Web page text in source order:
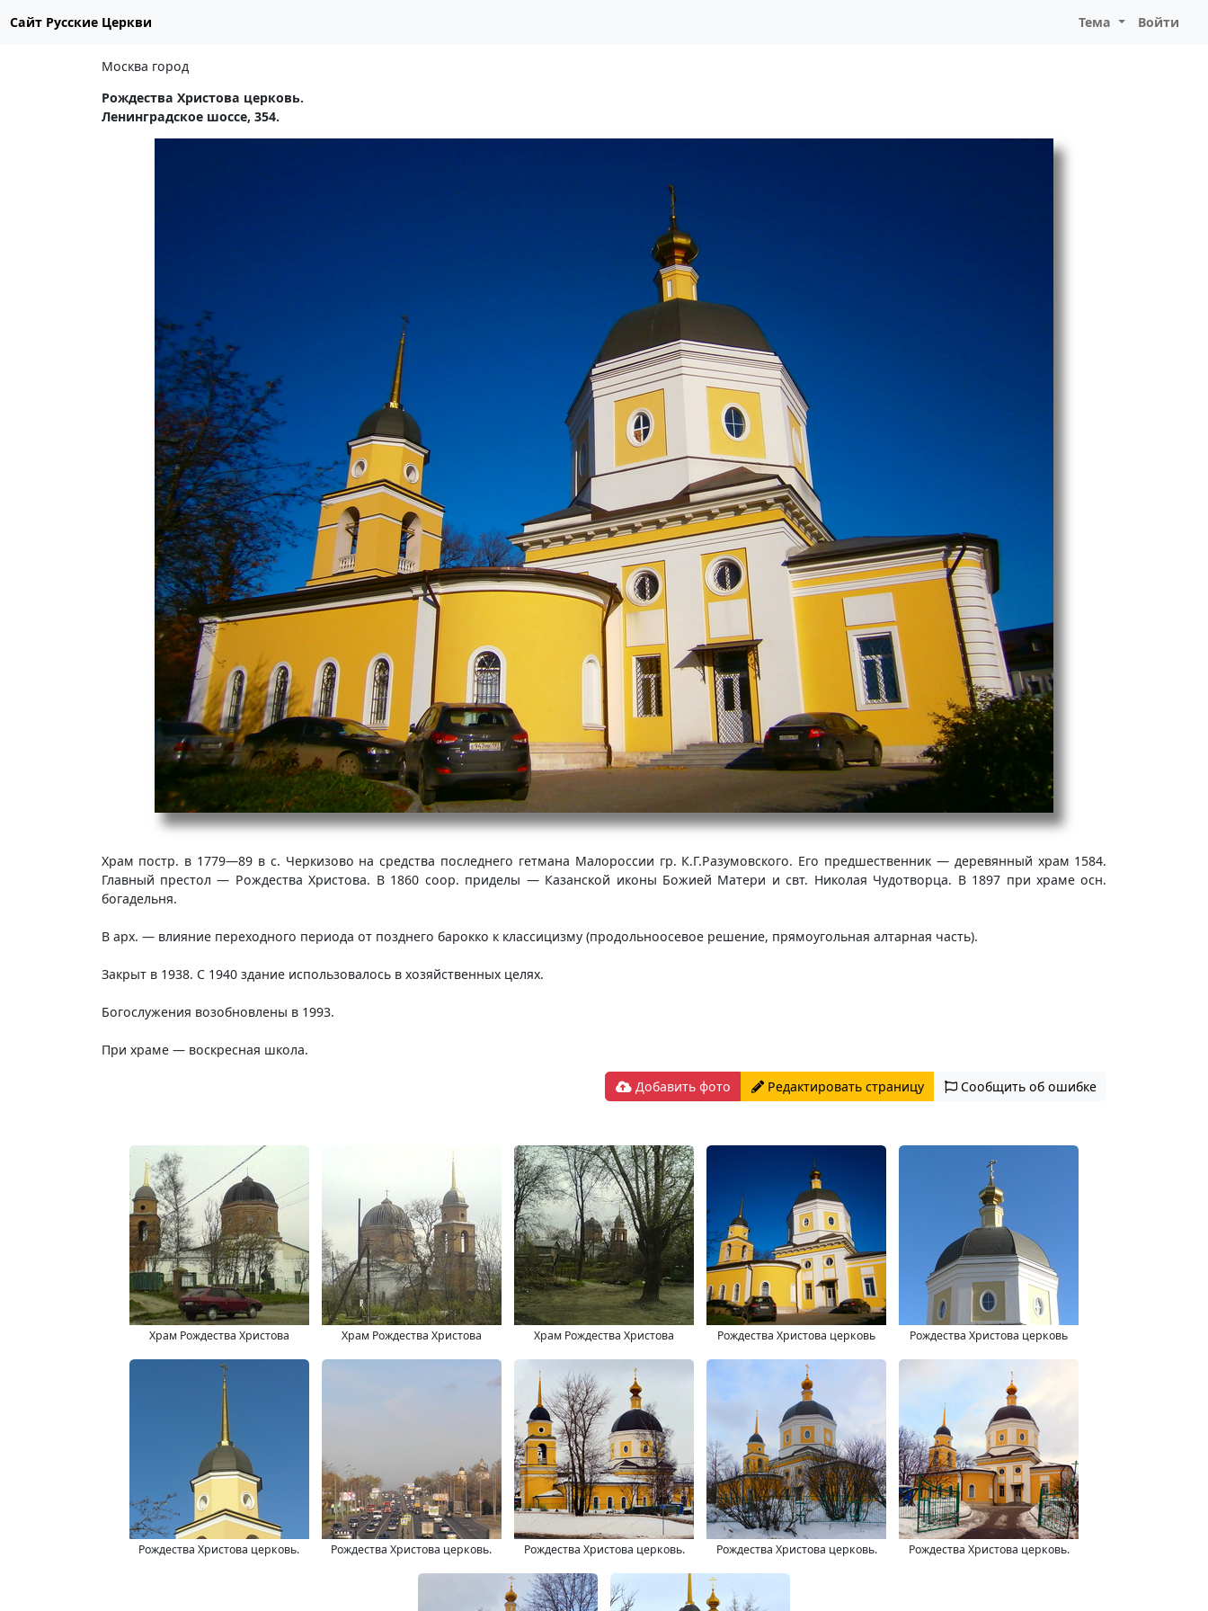
Сайт Русские Церкви Тема Войти
Москва город
Рождества Христова церковь.
Ленинградское шоссе, 354.
Храм постр. в 1779—89 в с. Черкизово на средства последнего гетмана Малороссии гр. К.Г.Разумовского. Его предшественник — деревянный храм 1584.
Главный престол — Рождества Христова. В 1860 coop. приделы — Казанской иконы Божией Матери и свт. Николая Чудотворца. В 1897 при храме осн.
богадельня.
В арх. — влияние переходного периода от позднего барокко к классицизму (продольноосевое решение, прямоугольная алтарная часть).
Закрыт в 1938. С 1940 здание использовалось в хозяйственных целях.
Богослужения возобновлены в 1993.
При храме — воскресная школа.
Добавить фото Редактировать страницу Сообщить об ошибке
Храм Рождества Христова Храм Рождества Христова Храм Рождества Христова Рождества Христова церковь Рождества Христова церковь
Рождества Христова церковь. Рождества Христова церковь. Рождества Христова церковь. Рождества Христова церковь. Рождества Христова церковь.